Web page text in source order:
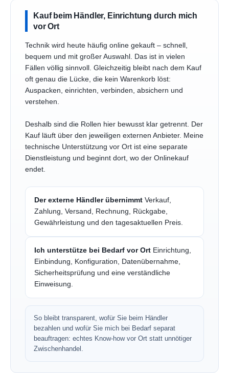
Kauf beim Händler, Einrichtung durch mich
vor Ort
Technik wird heute häufig online gekauft – schnell,
bequem und mit großer Auswahl. Das ist in vielen
Fällen völlig sinnvoll. Gleichzeitig bleibt nach dem Kauf
oft genau die Lücke, die kein Warenkorb löst:
Auspacken, einrichten, verbinden, absichern und
verstehen.
Deshalb sind die Rollen hier bewusst klar getrennt. Der
Kauf läuft über den jeweiligen externen Anbieter. Meine
technische Unterstützung vor Ort ist eine separate
Dienstleistung und beginnt dort, wo der Onlinekauf
endet.
Der externe Händler übernimmt Verkauf,
Zahlung, Versand, Rechnung, Rückgabe,
Gewährleistung und den tagesaktuellen Preis.
Ich unterstütze bei Bedarf vor Ort Einrichtung,
Einbindung, Konfiguration, Datenübernahme,
Sicherheitsprüfung und eine verständliche
Einweisung.
So bleibt transparent, wofür Sie beim Händler
bezahlen und wofür Sie mich bei Bedarf separat
beauftragen: echtes Know-how vor Ort statt unnötiger
Zwischenhandel.